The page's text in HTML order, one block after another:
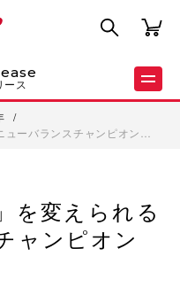
ース
/
ーバランスチャンピオン…
を変えられる
ャンピオン